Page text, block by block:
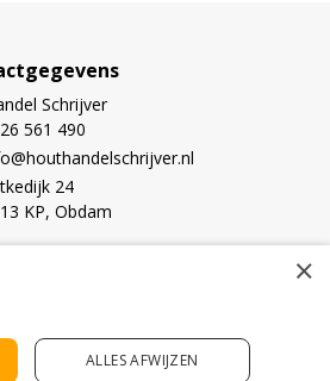
Schrijver
561 490
24
KP, Obdam
×
ALLES AFWIJZEN